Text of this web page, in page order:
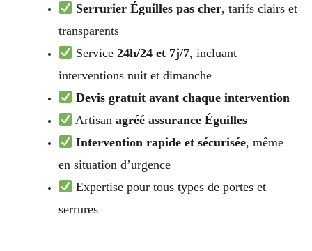
Serrurier Éguilles pas cher, tarifs clairs et
transparents
Service24h/24 et 7j/7, incluant
interventions nuit et dimanche
Devis gratuit avant chaque intervention
Artisanagréé assurance Éguilles
Intervention rapide et sécurisée, même
en situation d’urgence
Expertise pour tous types de portes et
serrures